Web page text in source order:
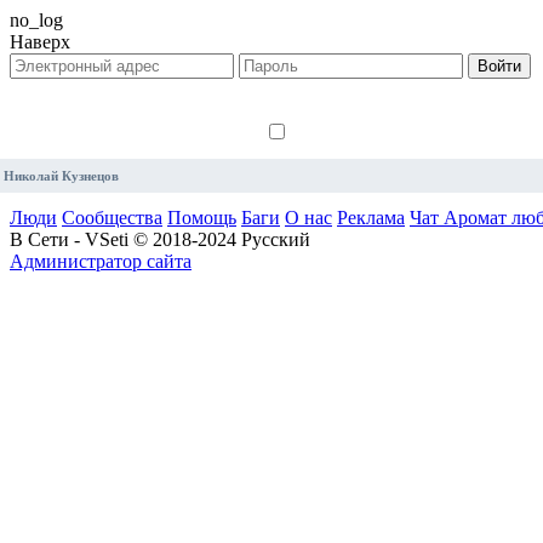
no_log
Наверх
Войти
Николай Кузнецов
Люди Сообщества Помощь Баги О нас Реклама Чат Аромат
В Сети - VSeti © 2018-2024 Русский
Администратор сайта